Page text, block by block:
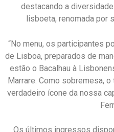
destacando a
lisboeta, renomada por
“No menu, os participantes
de Lisboa, preparados de
estão o Bacalhau à
Marrare. Como sobremesa,
verdadeiro ícone da nossa
Os últimos ingressos